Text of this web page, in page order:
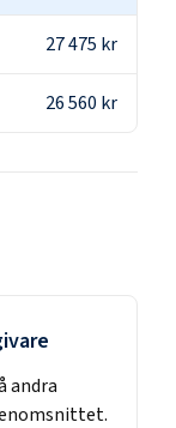
27 475 kr
26 560 kr
andra